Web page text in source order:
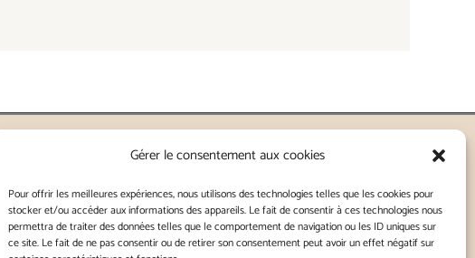
Gérer le consentement aux cookies
Pour offrir les meilleures expériences, nous utilisons des technologies telles que les cookies pour
stocker et/ou accéder aux informations des appareils. Le fait de consentir à ces technologies nous
permettra de traiter des données telles que le comportement de navigation ou les ID uniques sur
ce site. Le fait de ne pas consentir ou de retirer son consentement peut avoir un effet négatif sur
Auray - Vannes - Lorient
la table
Chic, Kitch